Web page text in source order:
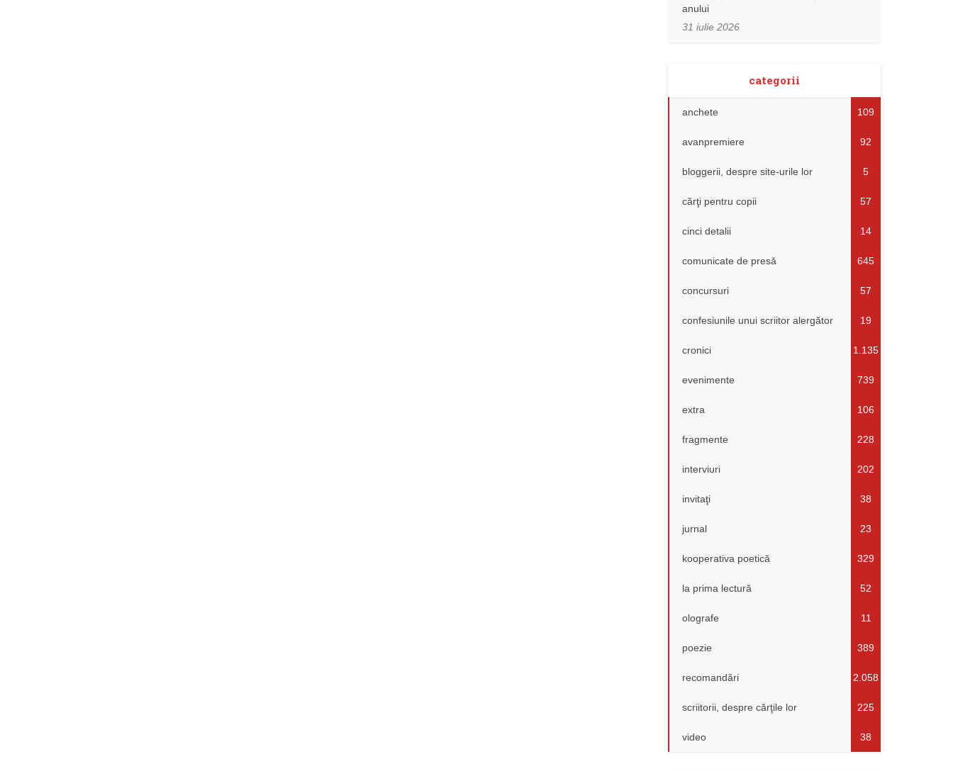
anului
31 iulie 2026
categorii
anchete 109
avanpremiere 92
bloggerii, despre site-urile lor 5
cărţi pentru copii 57
cinci detalii 14
comunicate de presă 645
concursuri 57
confesiunile unui scriitor alergător 19
cronici 1.135
evenimente 739
extra 106
fragmente 228
interviuri 202
invitaţi 38
jurnal 23
kooperativa poetică 329
la prima lectură 52
olografe 11
poezie 389
recomandări 2.058
scriitorii, despre cărţile lor 225
video 38